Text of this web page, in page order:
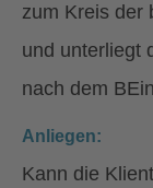
zum Kreis der
und unterliegt
nach dem
Anliegen:
Kann die